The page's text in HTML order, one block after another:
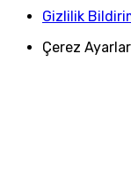
Gizlilik
Çerez